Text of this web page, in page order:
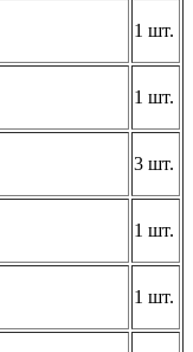
1 шт.
1 шт.
3 шт.
1 шт.
1 шт.